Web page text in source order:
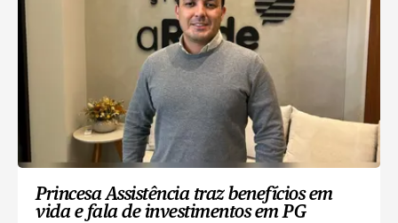
Princesa Assistência traz benefícios em
vida e fala de investimentos em PG